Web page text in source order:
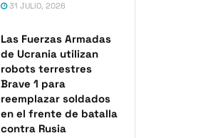
31 JULIO, 2026
Las Fuerzas Armadas
de Ucrania utilizan
robots terrestres
Brave 1 para
reemplazar soldados
en el frente de batalla
contra Rusia